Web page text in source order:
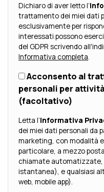
Dichiaro di aver letto l’
trattamento dei miei dati
esclusivamente per
interessati possono
del GDPR scrivendo
Informativa completa.
Acconsento al
personali per
(facoltativo)
Letta l’Informativa
dei miei dati personali da parte di
marketing, con modalità
particolare, a mezzo
chiamate automatizzate,
istantanea), e qualsiasi
web, mobile app).